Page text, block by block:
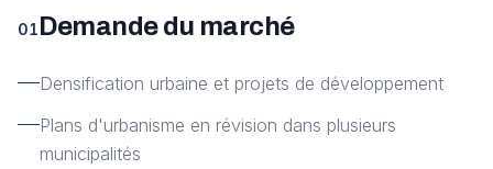
01Demande du marché
Densification urbaine et projets de développement
Plans d'urbanisme en révision dans plusieurs
municipalités